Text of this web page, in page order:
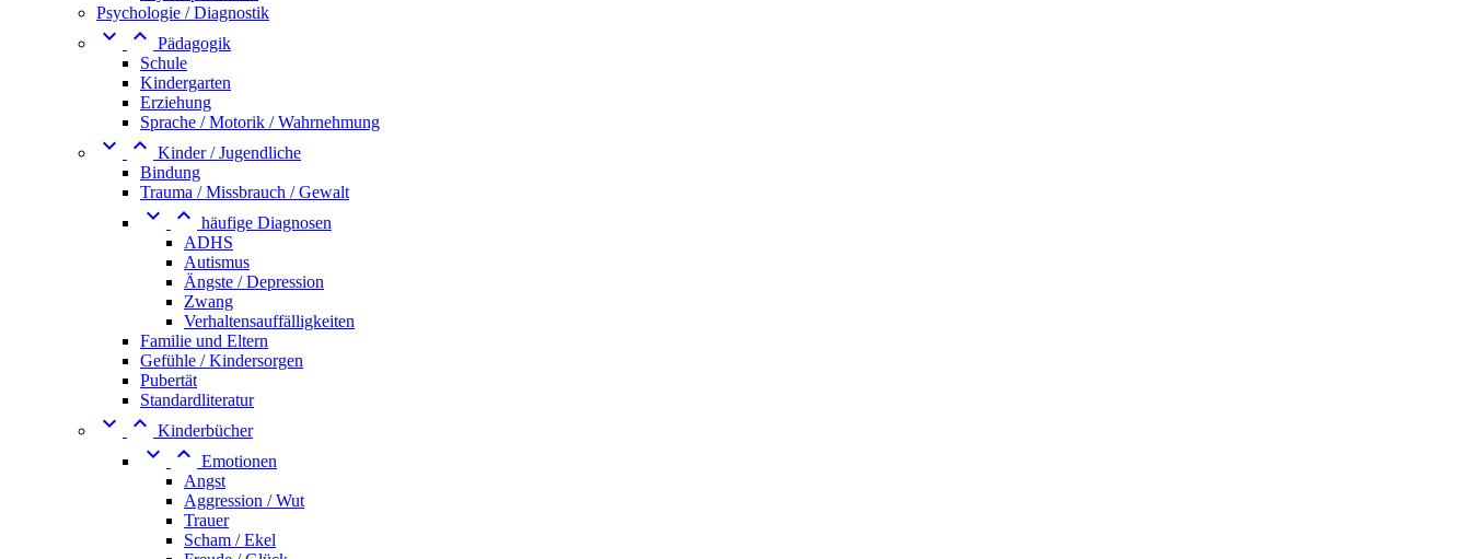
Psychologie / Diagnostik
  Pädagogik
Schule
Kindergarten
Erziehung
Sprache / Motorik / Wahrnehmung
  Kinder / Jugendliche
Bindung
Trauma / Missbrauch / Gewalt
  häufige Diagnosen
ADHS
Autismus
Ängste / Depression
Zwang
Verhaltensauffälligkeiten
Familie und Eltern
Gefühle / Kindersorgen
Pubertät
Standardliteratur
  Kinderbücher
  Emotionen
Angst
Aggression / Wut
Trauer
Scham / Ekel